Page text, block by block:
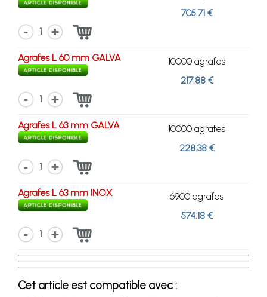
705.71 €
1
Agrafes L 60 mm GALVA
10000 agrafes
217.88 €
1
Agrafes L 63 mm GALVA
10000 agrafes
228.38 €
1
Agrafes L 63 mm INOX
6900 agrafes
574.18 €
1
Cet article est compatible avec :